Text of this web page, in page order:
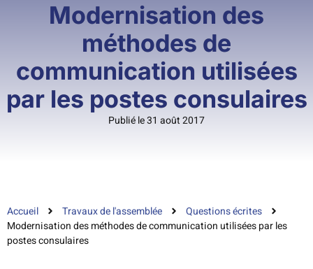
Modernisation des
méthodes de
communication utilisées
par les postes consulaires
Publié le 31 août 2017
Accueil Travaux de l'assemblée
Questions écrites
Modernisation des méthodes de communication utilisées par les
postes consulaires